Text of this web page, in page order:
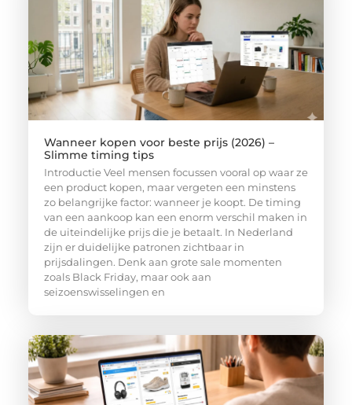
Wanneer kopen voor beste prijs (2026) –
Slimme timing tips
Introductie Veel mensen focussen vooral op waar ze
een product kopen, maar vergeten een minstens
zo belangrijke factor: wanneer je koopt. De timing
van een aankoop kan een enorm verschil maken in
de uiteindelijke prijs die je betaalt. In Nederland
zijn er duidelijke patronen zichtbaar in
prijsdalingen. Denk aan grote sale momenten
zoals Black Friday, maar ook aan
seizoenswisselingen en